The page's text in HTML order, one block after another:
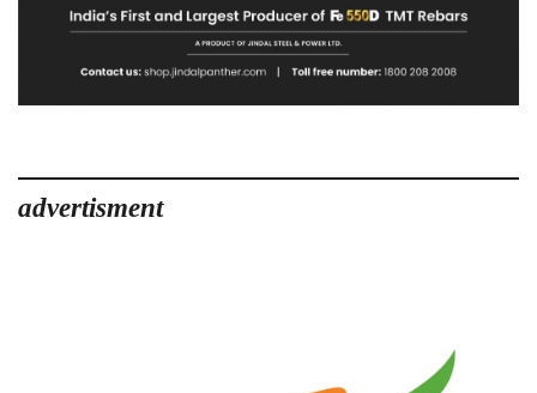
advertisment